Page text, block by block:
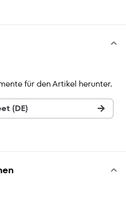
für den Artikel herunter.
(DE)